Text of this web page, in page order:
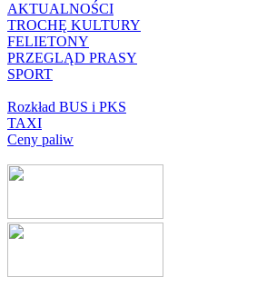
AKTUALNOŚCI
TROCHĘ KULTURY
FELIETONY
PRZEGLĄD PRASY
SPORT
Rozkład BUS i PKS
TAXI
Ceny paliw